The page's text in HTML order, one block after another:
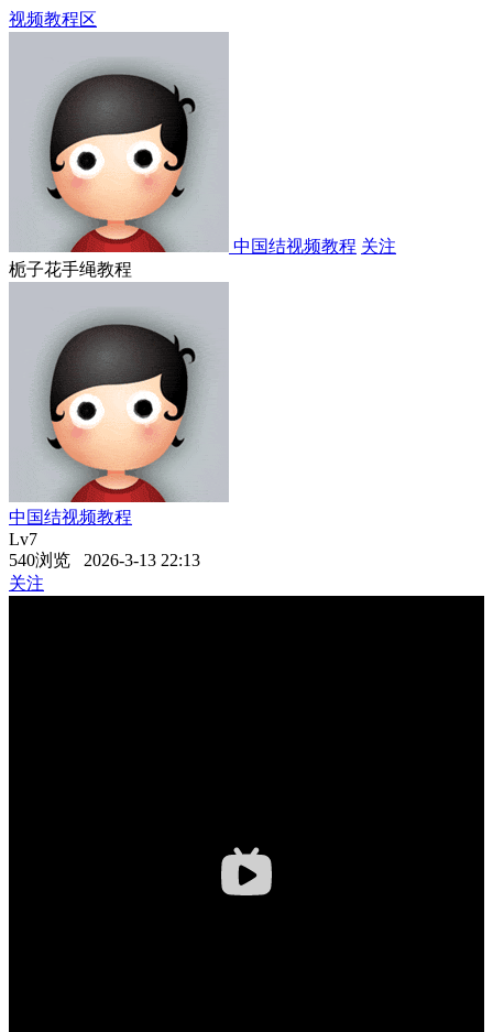
视频教程区
中国结视频教程 关注
栀子花手绳教程
中国结视频教程
Lv7
540浏览 2026-3-13 22:13
关注